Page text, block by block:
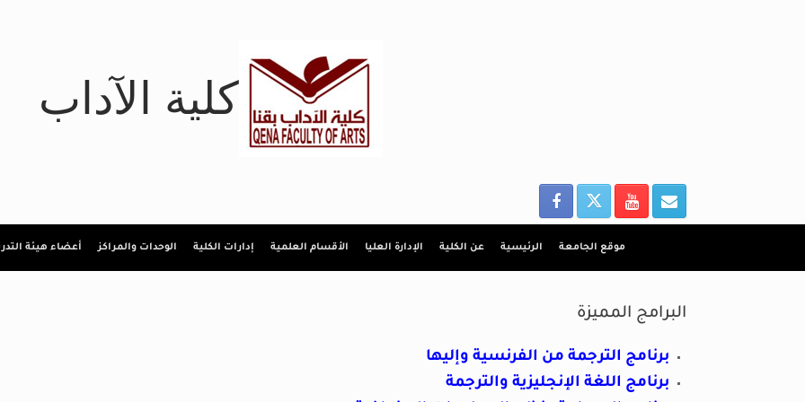
كلية الآداب
موقع الجامعة الرئيسية عن الكلية الإدارة العليا الأقسام العلمية إدارات الكلية الوحدات والمراكز أعضاء هيئة
البرامج المميزة
برنامج الترجمة من الفرنسية وإليها
برنامج اللغة الإنجليزية والترجمة